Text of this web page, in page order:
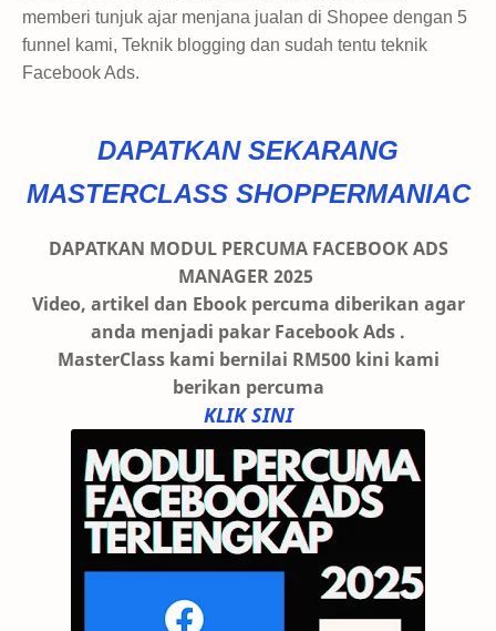
memberi tunjuk ajar menjana jualan di Shopee dengan 5
funnel kami, Teknik blogging dan sudah tentu teknik
Facebook Ads.
DAPATKAN SEKARANG
MASTERCLASS SHOPPERMANIAC
DAPATKAN MODUL PERCUMA FACEBOOK ADS
MANAGER 2025
Video, artikel dan Ebook percuma diberikan agar
anda menjadi pakar Facebook Ads .
MasterClass kami bernilai RM500 kini kami
berikan percuma
KLIK SINI